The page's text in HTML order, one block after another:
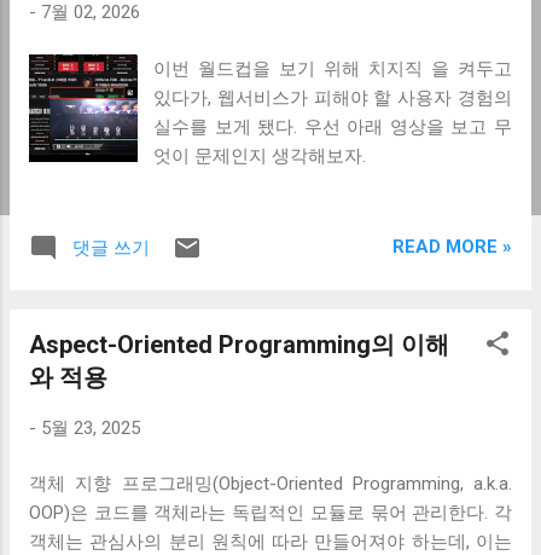
- 7월 02, 2026
이번 월드컵을 보기 위해 치지직 을 켜두고
있다가, 웹서비스가 피해야 할 사용자 경험의
실수를 보게 됐다. 우선 아래 영상을 보고 무
엇이 문제인지 생각해보자.
댓글 쓰기 READ MORE »
Aspect-Oriented Programming의 이해
와 적용
- 5월 23, 2025
객체 지향 프로그래밍(Object-Oriented Programming, a.k.a.
OOP)은 코드를 객체라는 독립적인 모듈로 묶어 관리한다. 각
객체는 관심사의 분리 원칙에 따라 만들어져야 하는데, 이는